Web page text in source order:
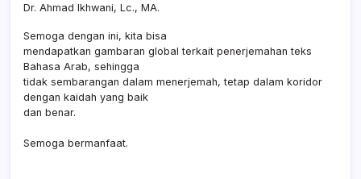
Dr. Ahmad Ikhwani, Lc., MA.
Semoga dengan ini, kita bisa
mendapatkan gambaran global terkait penerjemahan teks
Bahasa Arab, sehingga
tidak sembarangan dalam menerjemah, tetap dalam koridor
dengan kaidah yang baik
dan benar.
Semoga bermanfaat.